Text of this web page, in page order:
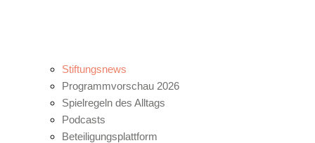
Stiftungsnews
Programmvorschau 2026
Spielregeln des Alltags
Podcasts
Beteiligungsplattform